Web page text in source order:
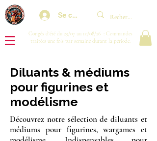
Se connecter
Congés d'été du 29/07 au 10/08/26 : Commandes
traitées une fois par semaine durant la période.
Diluants & médiums
pour figurines et
modélisme
Découvrez notre sélection de diluants et
médiums pour figurines, wargames et